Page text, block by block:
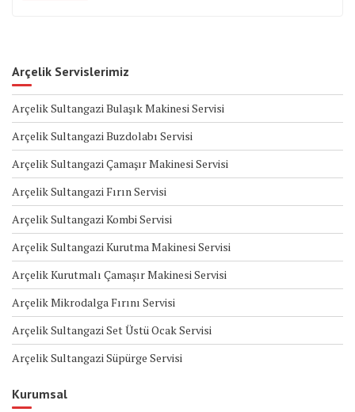
Arçelik Servislerimiz
Arçelik Sultangazi Bulaşık Makinesi Servisi
Arçelik Sultangazi Buzdolabı Servisi
Arçelik Sultangazi Çamaşır Makinesi Servisi
Arçelik Sultangazi Fırın Servisi
Arçelik Sultangazi Kombi Servisi
Arçelik Sultangazi Kurutma Makinesi Servisi
Arçelik Kurutmalı Çamaşır Makinesi Servisi
Arçelik Mikrodalga Fırını Servisi
Arçelik Sultangazi Set Üstü Ocak Servisi
Arçelik Sultangazi Süpürge Servisi
Kurumsal